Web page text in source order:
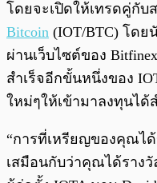
โดยจะเปิดให้เทรดคู่กับ
Bitcoin (IOT/BTC) โด
ผ่านเว็บไซต์ของ
สำเร็จอีกขั้นหนึ่งของ
ใหม่ๆให้เข้ามาลงทุนได้
“การที่เหรียญของคุณไ
เสมือนกับว่าคุณได้รางวั